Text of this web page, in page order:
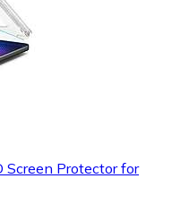
Screen Protector for